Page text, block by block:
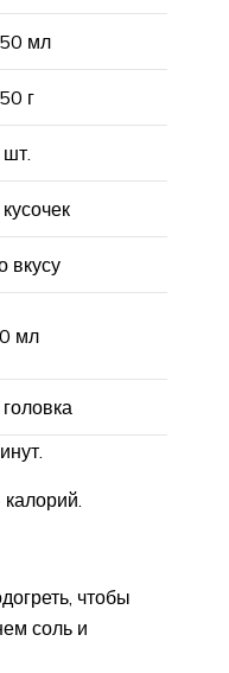
мл
г
шт.
вкусу
мл
головка
чтобы
соль и